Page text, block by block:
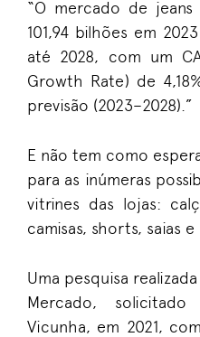
“O mercado de
101,94 bilhões em
até 2028, com um
Growth Rate) de
previsão (2023–2028).”
E não tem como
para as inúmeras
vitrines das lojas:
camisas, shorts, saias
Uma pesquisa
Mercado,
Vicunha, em 2021,